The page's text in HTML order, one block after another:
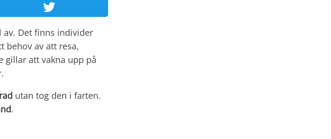
av. Det finns individer
behov av att resa,
gillar att vakna upp på
utan tog den i farten.
.